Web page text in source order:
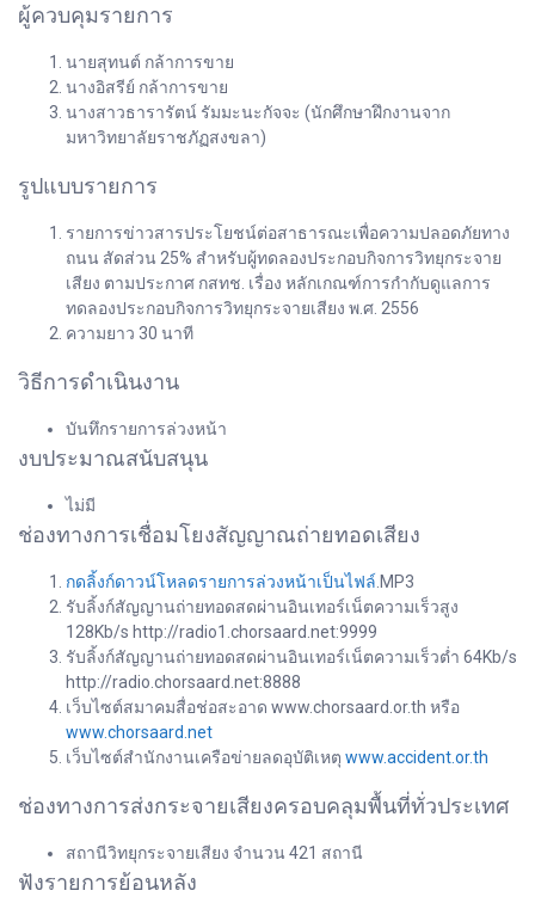
ผู้ควบคุมรายการ
นายสุทนต์ กล้าการขาย
นางอิสรีย์ กล้าการขาย
นางสาวธารารัตน์ รัมมะนะกัจจะ (นักศึกษาฝึกงานจาก
มหาวิทยาลัยราชภัฏสงขลา)
รูปแบบรายการ
รายการข่าวสารประโยชน์ต่อสาธารณะเพื่อความปลอดภัยทาง
ถนน สัดส่วน 25% สำหรับผู้ทดลองประกอบกิจการวิทยุกระจาย
เสียง ตามประกาศ กสทช. เรื่อง หลักเกณฑ์การกำกับดูแลการ
ทดลองประกอบกิจการวิทยุกระจายเสียง พ.ศ. 2556
ความยาว 30 นาที
วิธีการดำเนินงาน
บันทึกรายการล่วงหน้า
งบประมาณสนับสนุน
ไม่มี
ช่องทางการเชื่อมโยงสัญญาณถ่ายทอดเสียง
กดลิ้งก์ดาวน์โหลดรายการล่วงหน้าเป็นไฟล์ .MP3
รับลิ้งก์สัญญานถ่ายทอดสดผ่านอินเทอร์เน็ตความเร็วสูง
128Kb/s http://radio1.chorsaard.net:9999
รับลิ้งก์สัญญานถ่ายทอดสดผ่านอินเทอร์เน็ตความเร็วต่ำ 64Kb/s
http://radio.chorsaard.net:8888
เว็บไซต์สมาคมสื่อช่อสะอาด www.chorsaard.or.th หรือ
www.chorsaard.net
เว็บไซต์สำนักงานเครือข่ายลดอุบัติเหตุ www.accident.or.th
ช่องทางการส่งกระจายเสียงครอบคลุมพื้นที่ทั่วประเทศ
สถานีวิทยุกระจายเสียง จำนวน 421 สถานี
ฟังรายการย้อนหลัง